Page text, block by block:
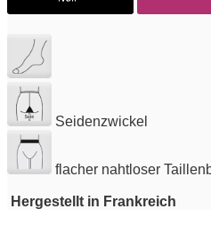
Seidenzwickel
flacher nahtloser
Hergestellt in Frankreich